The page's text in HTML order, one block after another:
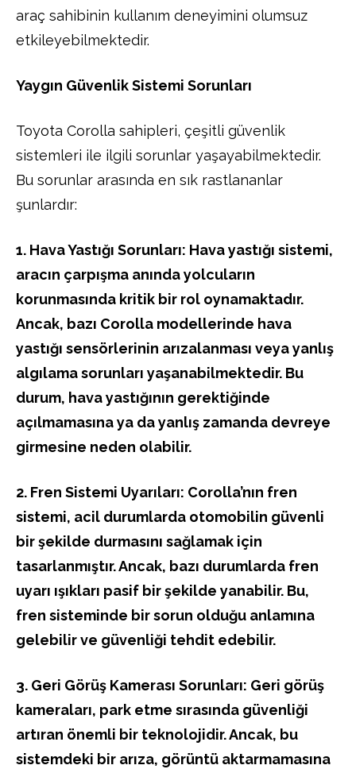
araç sahibinin kullanım deneyimini olumsuz
etkileyebilmektedir.
Yaygın Güvenlik Sistemi Sorunları
Toyota Corolla sahipleri, çeşitli güvenlik
sistemleri ile ilgili sorunlar yaşayabilmektedir.
Bu sorunlar arasında en sık rastlananlar
şunlardır:
1. Hava Yastığı Sorunları: Hava yastığı sistemi,
aracın çarpışma anında yolcuların
korunmasında kritik bir rol oynamaktadır.
Ancak, bazı Corolla modellerinde hava
yastığı sensörlerinin arızalanması veya yanlış
algılama sorunları yaşanabilmektedir. Bu
durum, hava yastığının gerektiğinde
açılmamasına ya da yanlış zamanda devreye
girmesine neden olabilir.
2. Fren Sistemi Uyarıları: Corolla’nın fren
sistemi, acil durumlarda otomobilin güvenli
bir şekilde durmasını sağlamak için
tasarlanmıştır. Ancak, bazı durumlarda fren
uyarı ışıkları pasif bir şekilde yanabilir. Bu,
fren sisteminde bir sorun olduğu anlamına
gelebilir ve güvenliği tehdit edebilir.
3. Geri Görüş Kamerası Sorunları: Geri görüş
kameraları, park etme sırasında güvenliği
artıran önemli bir teknolojidir. Ancak, bu
sistemdeki bir arıza, görüntü aktarmamasına